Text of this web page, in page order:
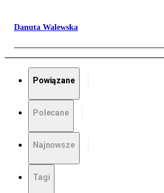
Danuta Walewska
Powiązane
Polecane
Najnowsze
Tagi